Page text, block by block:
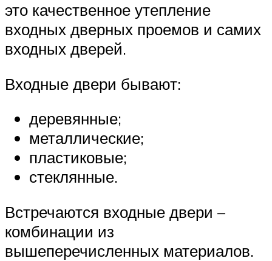
это качественное утепление
входных дверных проемов и самих
входных дверей.
Входные двери бывают:
деревянные;
металлические;
пластиковые;
стеклянные.
Встречаются входные двери –
комбинации из
вышеперечисленных материалов.